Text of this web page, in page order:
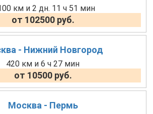
км и 2 дн. 11 ч 51 мин
от 102500 руб.
- Нижний Новгород
420 км и 6 ч 27 мин
от 10500 руб.
Москва - Пермь